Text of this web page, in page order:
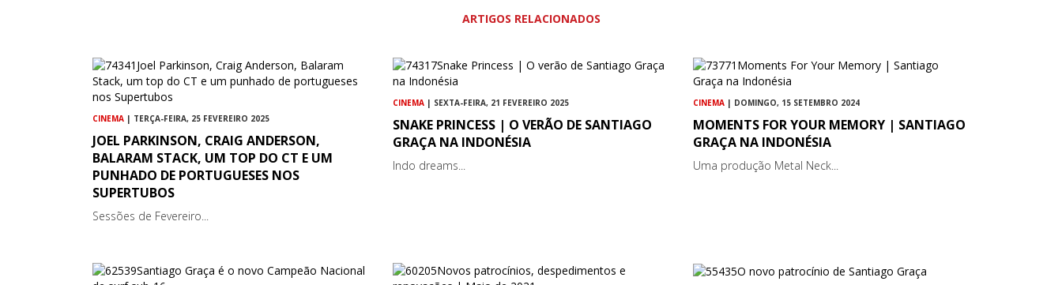
ARTIGOS RELACIONADOS
CINEMA | TERÇA-FEIRA, 25 FEVEREIRO 2025
JOEL PARKINSON, CRAIG ANDERSON,
BALARAM STACK, UM TOP DO CT E UM
PUNHADO DE PORTUGUESES NOS
SUPERTUBOS
Sessões de Fevereiro...
CINEMA | SEXTA-FEIRA, 21 FEVEREIRO 2025
SNAKE PRINCESS | O VERÃO DE SANTIAGO
GRAÇA NA INDONÉSIA
Indo dreams...
CINEMA | DOMINGO, 15 SETEMBRO 2024
MOMENTS FOR YOUR MEMORY | SANTIAGO
GRAÇA NA INDONÉSIA
Uma produção Metal Neck...